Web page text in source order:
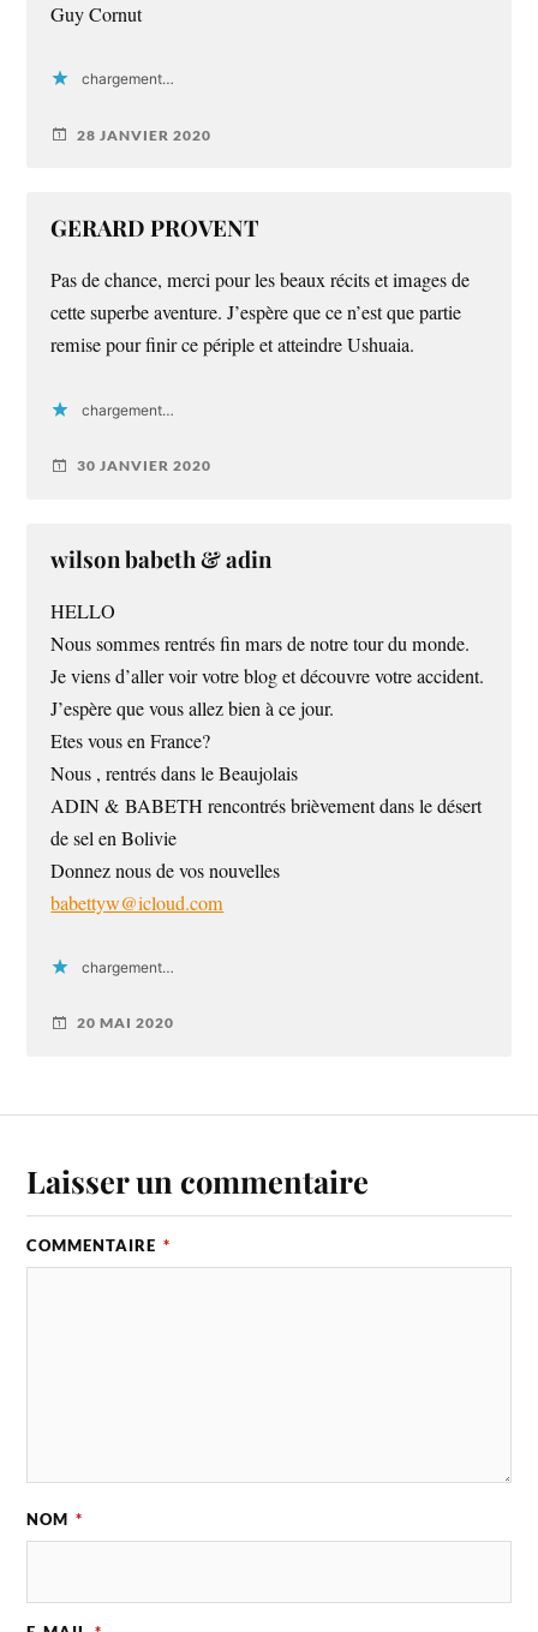
Guy Cornut
chargement…
28 JANVIER 2020
GERARD PROVENT
Pas de chance, merci pour les beaux récits et images de
cette superbe aventure. J’espère que ce n’est que partie
remise pour finir ce périple et atteindre Ushuaia.
chargement…
30 JANVIER 2020
wilson babeth & adin
HELLO
Nous sommes rentrés fin mars de notre tour du monde.
Je viens d’aller voir votre blog et découvre votre accident.
J’espère que vous allez bien à ce jour.
Etes vous en France?
Nous , rentrés dans le Beaujolais
ADIN & BABETH rencontrés brièvement dans le désert
de sel en Bolivie
Donnez nous de vos nouvelles
babettyw@icloud.com
chargement…
20 MAI 2020
Laisser un commentaire
COMMENTAIRE *
NOM *